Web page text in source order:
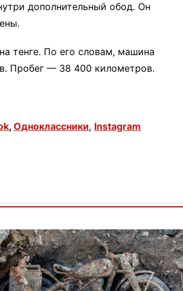
дополнительный обод. Он
тенге. По его словам, машина
Пробег — 38 400 километров.
, Одноклассники, Instagram